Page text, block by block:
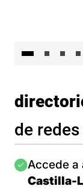
de
Imagen
Accede a
Castilla-